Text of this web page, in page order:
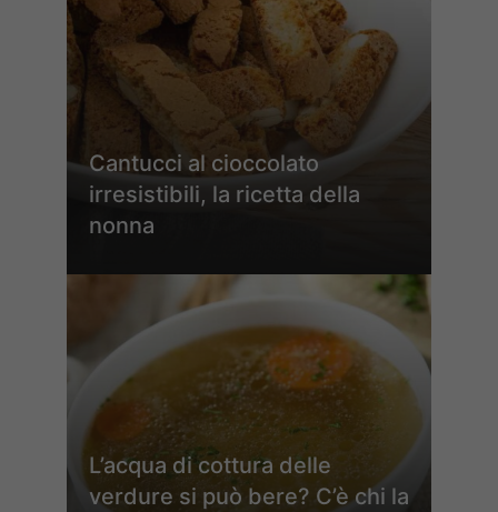
Cantucci al cioccolato
irresistibili, la ricetta della
nonna
L’acqua di cottura delle
verdure si può bere? C’è chi la